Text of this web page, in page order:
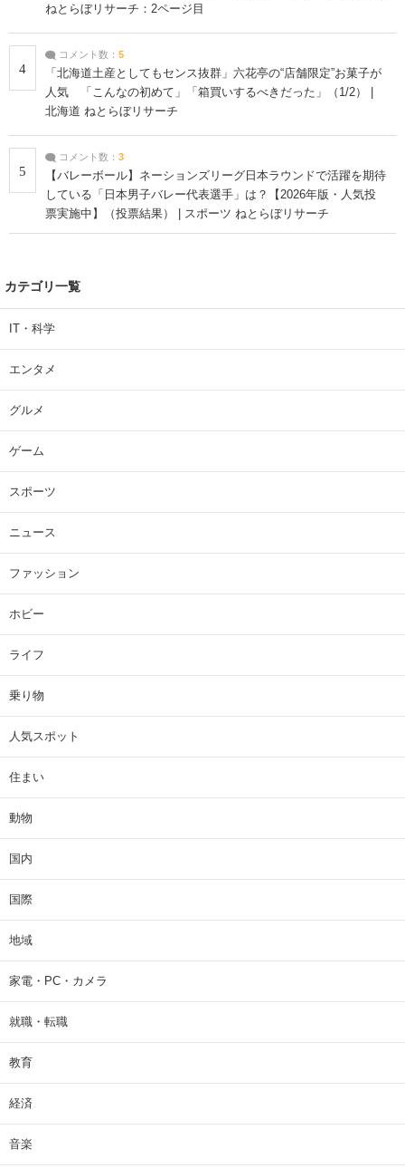
ねとらぼリサーチ：2ページ目
4
コメント数： 5
「北海道土産としてもセンス抜群」六花亭の“店舗限定”お菓子が
人気 「こんなの初めて」「箱買いするべきだった」（1/2） |
北海道 ねとらぼリサーチ
5
コメント数： 3
【バレーボール】ネーションズリーグ日本ラウンドで活躍を期待
している「日本男子バレー代表選手」は？【2026年版・人気投
票実施中】（投票結果） | スポーツ ねとらぼリサーチ
カテゴリ一覧
IT・科学
エンタメ
グルメ
ゲーム
スポーツ
ニュース
ファッション
ホビー
ライフ
乗り物
人気スポット
住まい
動物
国内
国際
地域
家電・PC・カメラ
就職・転職
教育
経済
音楽